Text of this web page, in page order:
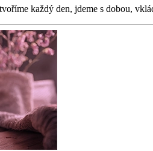
každý den, jdeme s dobou,